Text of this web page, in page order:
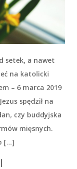
setek, a nawet
na katolicki
– 6 marca 2019
spędził na
czy buddyjska
mięsnych.
[…]